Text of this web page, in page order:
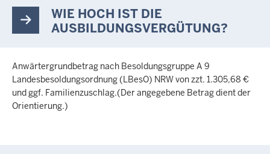
WIE HOCH IST DIE
AUSBILDUNGSVERGÜTUNG?
Anwärtergrundbetrag nach Besoldungsgruppe A 9
Landesbesoldungsordnung (LBesO) NRW von zzt. 1.305,68 €
und ggf. Familienzuschlag.(Der angegebene Betrag dient der
Orientierung.)